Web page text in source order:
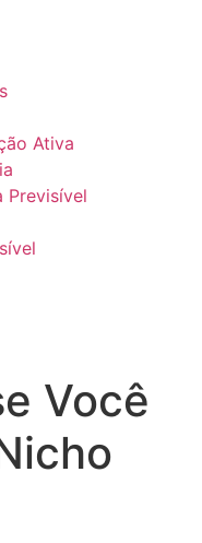
Ativa
Previsível
Você